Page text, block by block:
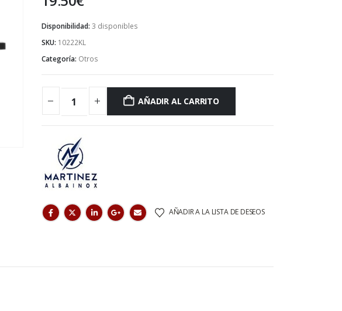
Disponibilidad: 3 disponibles
SKU: 10222KL
Categoría: Otros
AÑADIR AL CARRITO
AÑADIR A LA LISTA DE DESEOS